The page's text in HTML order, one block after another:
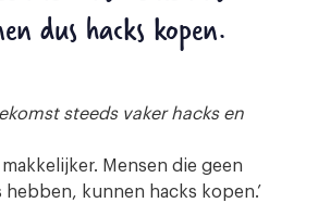
dus hacks kopen.
steeds vaker hacks en
Mensen die geen
kunnen hacks kopen.’